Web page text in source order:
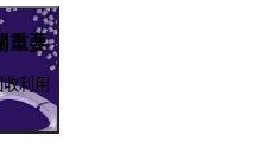
重要
利用